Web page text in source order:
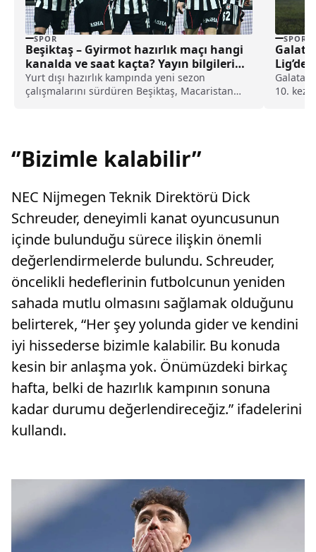
SPOR
Beşiktaş – Gyirmot hazırlık maçı hangi
kanalda ve saat kaçta? Yayın bilgileri
netleşti
Yurt dışı hazırlık kampında yeni sezon
çalışmalarını sürdüren Beşiktaş, Macaristan
SPOR
Lig’de
10. kez
‘’Bizimle kalabilir’’
NEC Nijmegen Teknik Direktörü Dick
Schreuder, deneyimli kanat oyuncusunun
içinde bulunduğu sürece ilişkin önemli
değerlendirmelerde bulundu. Schreuder,
öncelikli hedeflerinin futbolcunun yeniden
sahada mutlu olmasını sağlamak olduğunu
belirterek, “Her şey yolunda gider ve kendini
iyi hissederse bizimle kalabilir. Bu konuda
kesin bir anlaşma yok. Önümüzdeki birkaç
hafta, belki de hazırlık kampının sonuna
kadar durumu değerlendireceğiz.” ifadelerini
kullandı.